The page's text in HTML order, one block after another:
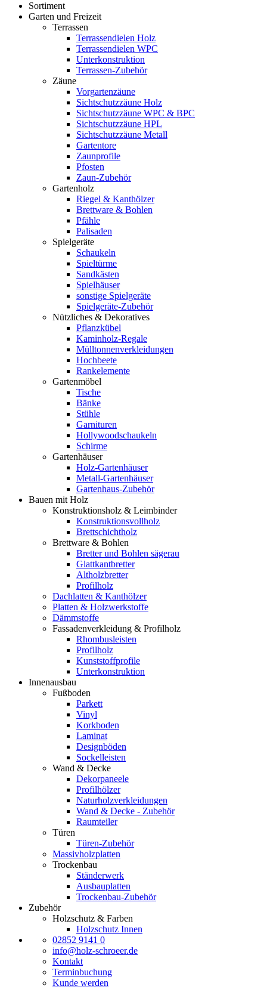
Sortiment
Garten und Freizeit
Terrassen
Terrassendielen Holz
Terrassendielen WPC
Unterkonstruktion
Terrassen-Zubehör
Zäune
Vorgartenzäune
Sichtschutzzäune Holz
Sichtschutzzäune WPC & BPC
Sichtschutzzäune HPL
Sichtschutzzäune Metall
Gartentore
Zaunprofile
Pfosten
Zaun-Zubehör
Gartenholz
Riegel & Kanthölzer
Brettware & Bohlen
Pfähle
Palisaden
Spielgeräte
Schaukeln
Spieltürme
Sandkästen
Spielhäuser
sonstige Spielgeräte
Spielgeräte-Zubehör
Nützliches & Dekoratives
Pflanzkübel
Kaminholz-Regale
Mülltonnenverkleidungen
Hochbeete
Rankelemente
Gartenmöbel
Tische
Bänke
Stühle
Garnituren
Hollywoodschaukeln
Schirme
Gartenhäuser
Holz-Gartenhäuser
Metall-Gartenhäuser
Gartenhaus-Zubehör
Bauen mit Holz
Konstruktionsholz & Leimbinder
Konstruktionsvollholz
Brettschichtholz
Brettware & Bohlen
Bretter und Bohlen sägerau
Glattkantbretter
Altholzbretter
Profilholz
Dachlatten & Kanthölzer
Platten & Holzwerkstoffe
Dämmstoffe
Fassadenverkleidung & Profilholz
Rhombusleisten
Profilholz
Kunststoffprofile
Unterkonstruktion
Innenausbau
Fußboden
Parkett
Vinyl
Korkboden
Laminat
Designböden
Sockelleisten
Wand & Decke
Dekorpaneele
Profilhölzer
Naturholzverkleidungen
Wand & Decke - Zubehör
Raumteiler
Türen
Türen-Zubehör
Massivholzplatten
Trockenbau
Ständerwerk
Ausbauplatten
Trockenbau-Zubehör
Zubehör
Holzschutz & Farben
Holzschutz Innen
02852 9141 0
info@holz-schroeer.de
Kontakt
Terminbuchung
Kunde werden